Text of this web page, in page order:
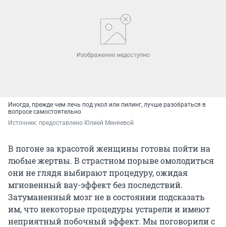
Иногда, прежде чем лечь под укол или пилинг, лучше разобраться в
вопросе самостоятельно
Источник: предоставлено Юлией Меняевой
В погоне за красотой женщины готовы пойти на
любые жертвы. В страстном порыве омолодиться
они не глядя выбирают процедуру, ожидая
мгновенный вау-эффект без последствий.
Затуманенный мозг не в состоянии подсказать
им, что некоторые процедуры устарели и имеют
неприятный побочный эффект. Мы поговорили с